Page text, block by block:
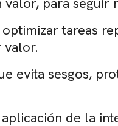
tareas
valor.
evita sesgos,
de la